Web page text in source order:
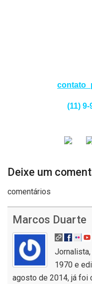
Whats app:
Deixe um
comentários
Marcos Duarte
1970 e
agosto de 2014, já foi